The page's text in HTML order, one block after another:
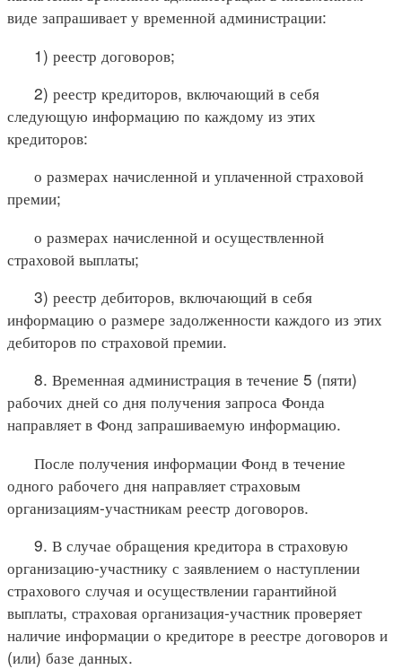
виде запрашивает у временной администрации:
1) реестр договоров;
2) реестр кредиторов, включающий в себя
следующую информацию по каждому из этих
кредиторов:
о размерах начисленной и уплаченной страховой
премии;
о размерах начисленной и осуществленной
страховой выплаты;
3) реестр дебиторов, включающий в себя
информацию о размере задолженности каждого из этих
дебиторов по страховой премии.
8. Временная администрация в течение 5 (пяти)
рабочих дней со дня получения запроса Фонда
направляет в Фонд запрашиваемую информацию.
После получения информации Фонд в течение
одного рабочего дня направляет страховым
организациям-участникам реестр договоров.
9. В случае обращения кредитора в страховую
организацию-участнику с заявлением о наступлении
страхового случая и осуществлении гарантийной
выплаты, страховая организация-участник проверяет
наличие информации о кредиторе в реестре договоров и
(или) базе данных.